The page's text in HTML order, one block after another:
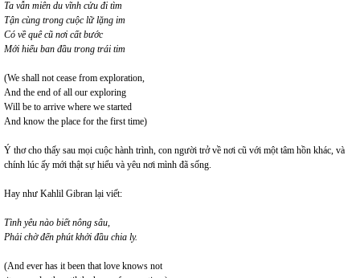
Ta vẫn miên du vĩnh cửu đi tìm
Tận cùng trong cuộc lữ lặng im
Có về quê cũ nơi cất bước
Mới hiểu ban đầu trong trái tim
(We shall not cease from exploration,
And the end of all our exploring
Will be to arrive where we started
And know the place for the first time)
Ý thơ cho thấy sau mọi cuộc hành trình, con người trở về nơi cũ với một tâm hồn khác, và
chính lúc ấy mới thật sự hiểu và yêu nơi mình đã sống.
Hay như Kahlil Gibran lại viết:
Tình yêu nào biết nông sâu,
Phải chờ đến phút khởi đầu chia ly.
(And ever has it been that love knows not